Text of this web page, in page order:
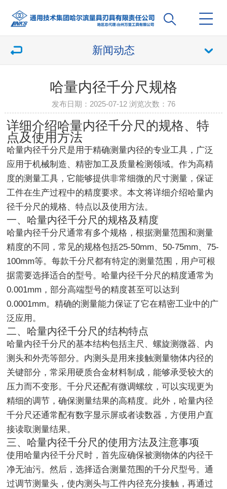
新闻动态
哈量内径千分尺规格
发布日期：2025-07-12 浏览次数： 76
详细介绍哈量内径千分尺的规格、特
点及使用方法
哈量内径千分尺是用于精确测量内径的专业工具，广泛
应用于机械制造、精密加工及质量检测领域。作为高精
度的测量工具，它能够提供非常细微的尺寸测量，保证
工件在生产过程中的精度要求。本文将详细介绍哈量内
径千分尺的规格、特点以及使用方法。
一、哈量内径千分尺的规格及精度
哈量内径千分尺通常有多个规格，根据测量范围和测量
精度的不同，常见的规格包括25-50mm、50-75mm、75-
100mm等。每款千分尺都有特定的测量范围，用户可根
据需要选择适合的型号。哈量内径千分尺的精度通常为
0.001mm，部分高端型号的精度甚至可以达到
0.0001mm。精确的测量能力保证了它在精密工业中的广
泛应用。
二、哈量内径千分尺的结构特点
哈量内径千分尺的基本结构包括主尺、螺旋测微器、内
测头和外壳等部分。内测头是用来接触测量物体内径的
关键部分，常采用硬质合金材料制成，能够承受较大的
压力而不变形。千分尺还配有微调螺纹，可以实现更为
精细的调节，确保测量结果的高精度。此外，哈量内径
千分尺还通常配有数字显示屏或者读数器，方便用户直
接读取测量结果。
三、哈量内径千分尺的使用方法及注意事项
使用哈量内径千分尺时，首先应确保被测物体的内径干
净无油污。然后，选择适合测量范围的千分尺型号。通
过调节测量头，使内测头与工件内径充分接触，再通过